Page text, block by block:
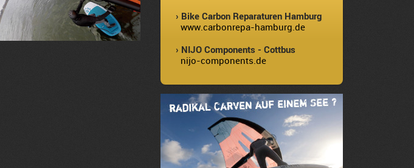
› Bike Carbon Reparaturen Hamburg
www.carbonrepa-hamburg.de
› NIJO Components - Cottbus
nijo-components.de